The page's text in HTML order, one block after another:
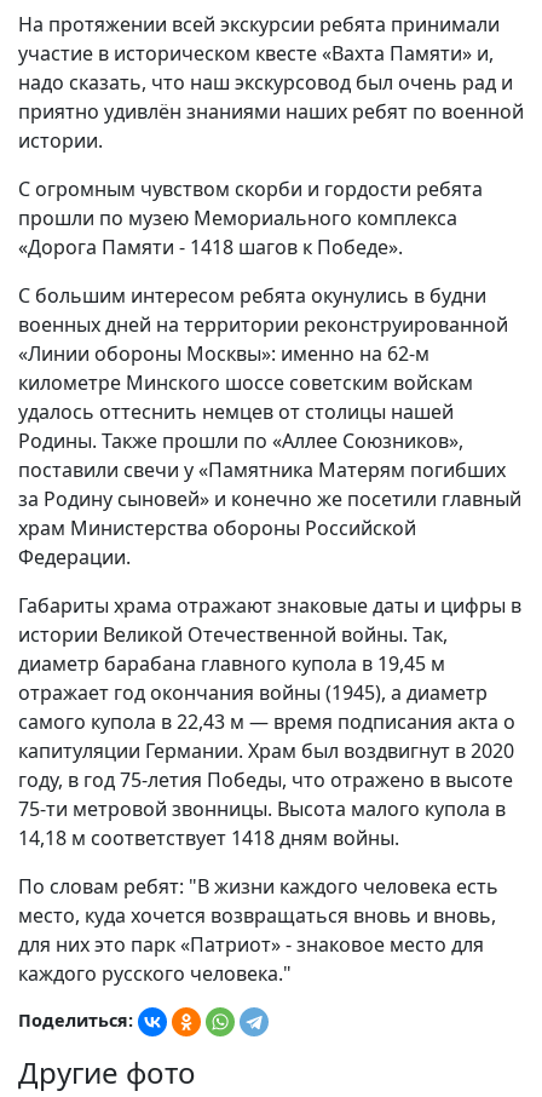
На протяжении всей экскурсии ребята принимали
участие в историческом квесте «Вахта Памяти» и,
надо сказать, что наш экскурсовод был очень рад и
приятно удивлён знаниями наших ребят по военной
истории.
С огромным чувством скорби и гордости ребята
прошли по музею Мемориального комплекса
«Дорога Памяти - 1418 шагов к Победе».
С большим интересом ребята окунулись в будни
военных дней на территории реконструированной
«Линии обороны Москвы»: именно на 62-м
километре Минского шоссе советским войскам
удалось оттеснить немцев от столицы нашей
Родины. Также прошли по «Аллее Союзников»,
поставили свечи у «Памятника Матерям погибших
за Родину сыновей» и конечно же посетили главный
храм Министерства обороны Российской
Федерации.
Габариты храма отражают знаковые даты и цифры в
истории Великой Отечественной войны. Так,
диаметр барабана главного купола в 19,45 м
отражает год окончания войны (1945), а диаметр
самого купола в 22,43 м — время подписания акта о
капитуляции Германии. Храм был воздвигнут в 2020
году, в год 75-летия Победы, что отражено в высоте
75-ти метровой звонницы. Высота малого купола в
14,18 м соответствует 1418 дням войны.
По словам ребят: "В жизни каждого человека есть
место, куда хочется возвращаться вновь и вновь,
для них это парк «Патриот» - знаковое место для
каждого русского человека."
Поделиться:
Другие фото